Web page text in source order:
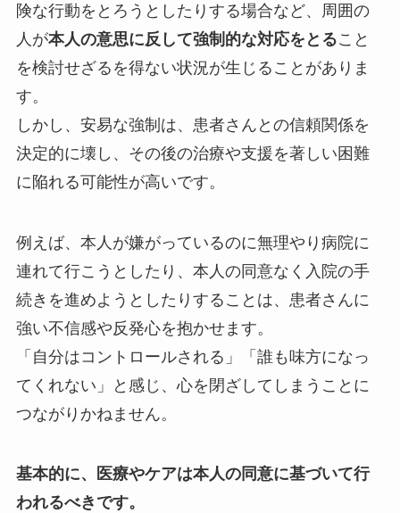
険な行動をとろうとしたりする場合など、周囲の
人が本人の意思に反して強制的な対応をとること
を検討せざるを得ない状況が生じることがありま
す。
しかし、安易な強制は、患者さんとの信頼関係を
決定的に壊し、その後の治療や支援を著しい困難
に陥れる可能性が高いです。
例えば、本人が嫌がっているのに無理やり病院に
連れて行こうとしたり、本人の同意なく入院の手
続きを進めようとしたりすることは、患者さんに
強い不信感や反発心を抱かせます。
「自分はコントロールされる」「誰も味方になっ
てくれない」と感じ、心を閉ざしてしまうことに
つながりかねません。
基本的に、医療やケアは本人の同意に基づいて行
われるべきです。